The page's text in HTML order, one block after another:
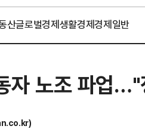
산글로벌경제생활경제경제일반
자 노조 파업